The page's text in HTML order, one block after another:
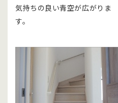
気持ちの良い青空が広がりま
す。